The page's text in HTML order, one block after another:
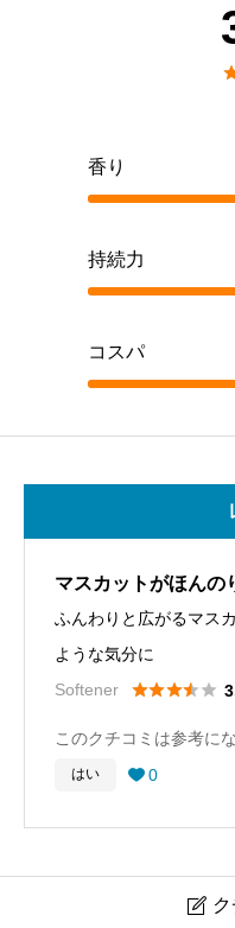
香り
持続力
コスパ
マスカットがほんの
ふんわりと広がるマス
ような気分に
Softener

このクチコミは参考に
はい  0
